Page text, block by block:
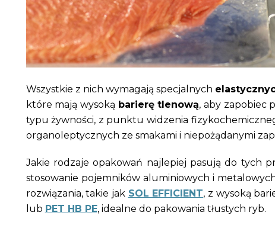
Wszystkie z nich wymagają specjalnych
które mają wysoką barierę tlenową, aby zapobiec
typu żywności, z punktu widzenia
organoleptycznych ze smakami i niepożądanymi
Jakie rodzaje opakowań najlepiej pasują do tych
stosowanie pojemników aluminiowych i
rozwiązania, takie jak SOL EFFICIENT, z wysoką
lub PET HB PE, idealne do pakowania tłustych ryb.